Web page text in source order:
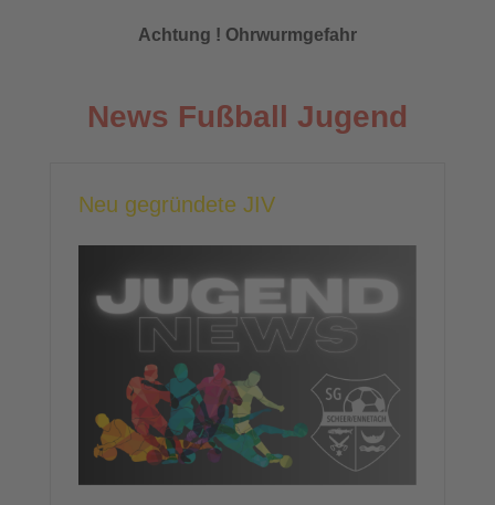
Achtung ! Ohrwurmgefahr
News Fußball Jugend
Neu gegründete JIV